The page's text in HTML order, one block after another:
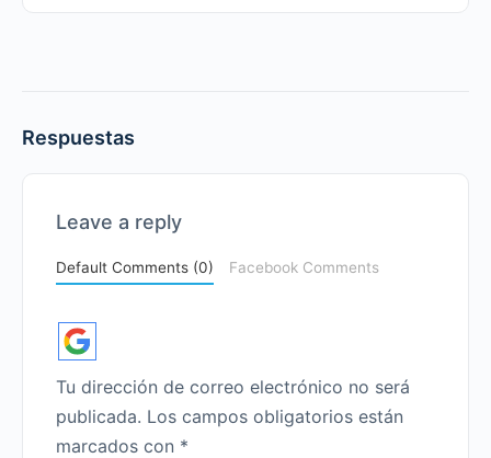
Respuestas
Leave a reply
Default Comments (0) Facebook Comments
Tu dirección de correo electrónico no será
publicada. Los campos obligatorios están
marcados con *